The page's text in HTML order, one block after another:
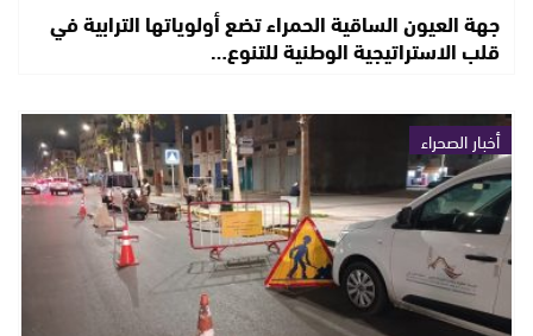
جهة العيون الساقية الحمراء تضع أولوياتها الترابية في
قلب الاستراتيجية الوطنية للتنوع…
أخبار الصحراء